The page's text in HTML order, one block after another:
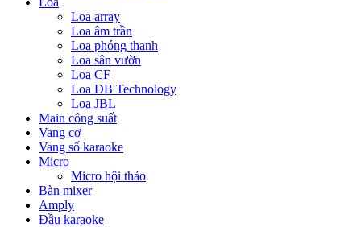
Loa array
Loa âm trần
Loa phóng thanh
Loa sân vườn
Loa CF
Loa DB Technology
Loa JBL
Main công suất
Vang cơ
Vang số karaoke
Micro
Micro hội thảo
Bàn mixer
Amply
Đầu karaoke